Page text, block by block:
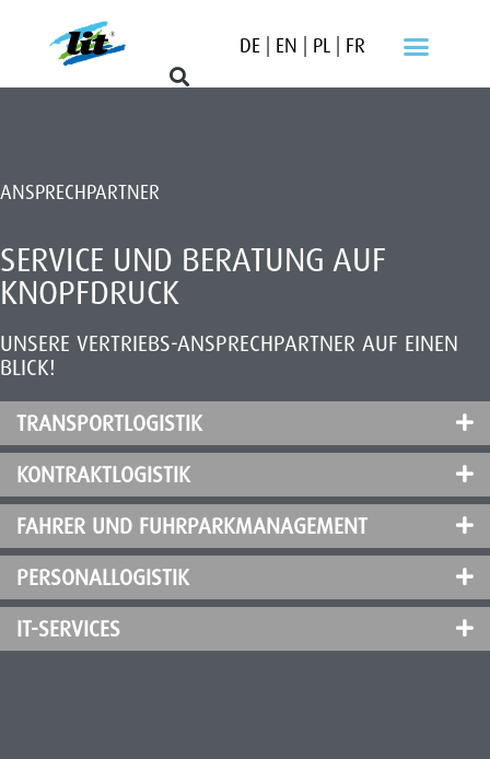
DE| EN PL| FR
ANSPRECHPARTNER
SERVICE UND BERATUNG AUF
KNOPFDRUCK
UNSERE VERTRIEBS-ANSPRECHPARTNER AUF EINEN
BLICK!
TRANSPORTLOGISTIK
KONTRAKTLOGISTIK
FAHRER UND FUHRPARKMANAGEMENT
PERSONALLOGISTIK
IT-SERVICES